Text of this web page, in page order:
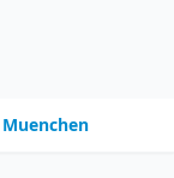
Muenchen